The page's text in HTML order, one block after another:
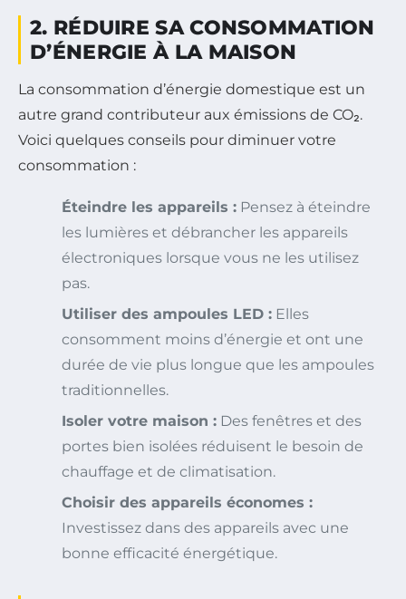
2. RÉDUIRE SA CONSOMMATION
D’ÉNERGIE À LA MAISON
La consommation d’énergie domestique est un
autre grand contributeur aux émissions de CO₂.
Voici quelques conseils pour diminuer votre
consommation :
Éteindre les appareils : Pensez à éteindre
les lumières et débrancher les appareils
électroniques lorsque vous ne les utilisez
pas.
Utiliser des ampoules LED : Elles
consomment moins d’énergie et ont une
durée de vie plus longue que les ampoules
traditionnelles.
Isoler votre maison : Des fenêtres et des
portes bien isolées réduisent le besoin de
chauffage et de climatisation.
Choisir des appareils économes :
Investissez dans des appareils avec une
bonne efficacité énergétique.